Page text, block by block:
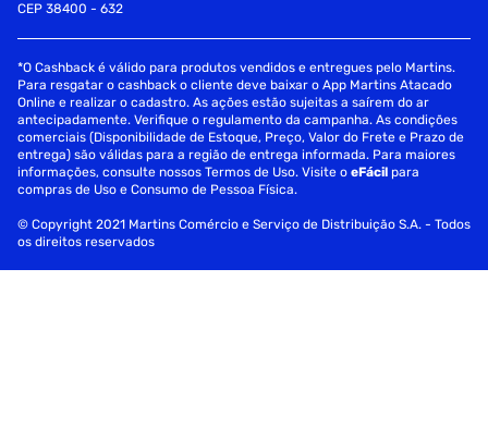
CEP 38400 - 632
*O Cashback é válido para produtos vendidos e entregues pelo Martins.
Para resgatar o cashback o cliente deve baixar o App Martins Atacado
Online e realizar o cadastro. As ações estão sujeitas a saírem do ar
antecipadamente. Verifique o regulamento da campanha. As condições
comerciais (Disponibilidade de Estoque, Preço, Valor do Frete e Prazo de
entrega) são válidas para a região de entrega informada. Para maiores
informações, consulte nossos Termos de Uso. Visite oeFácil para
compras de Uso e Consumo de Pessoa Física.
© Copyright 2021 Martins Comércio e Serviço de Distribuição S.A. - Todos
os direitos reservados